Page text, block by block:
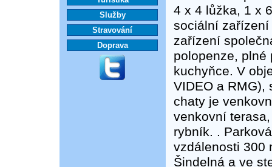
Služby
Stravování
Doprava
4 x 4 lůžka, 1 x
sociální
zařízení
polopenze, plné
kuchyňce. V
VIDEO a RMG),
chaty je
venkovní
rybník. .
vzdálenosti 300
Šindelná a ve